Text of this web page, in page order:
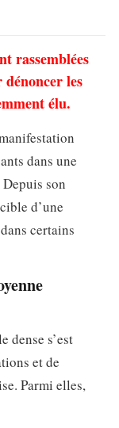
rassemblées
les
élu.
dans une
son
d’une
certains
dense s’est
et de
Parmi elles,